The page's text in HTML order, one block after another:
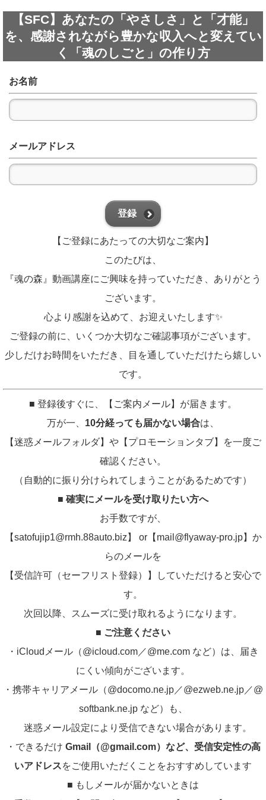
【SFC】あなたの「やさしさ」と「才能」
を、感謝されながら豊かな収入へと変えてい
く「魂のしごと」の作り方
お名前
メールアドレス
登録
【ご登録にあたっての大切なご案内】
このたびは、
『魂の森』動画講座にご興味を持っていただき、ありがとう
ございます。
心より感謝を込めて、お迎えいたします✨
ご登録の前に、いくつか大切なご確認事項がございます。
少しだけお時間をいただき、目を通していただけたら嬉しい
です。
■ 登録後すぐに、【ご案内メール】が届きます。
万が一、 10分経っても届かない場合は、
【迷惑メールフォルダ】や【プロモーションタブ】を一度ご
確認ください。
（自動的に振り分けられてしまうことがあるためです）
■ 確実にメールを受け取りたい方へ
お手数ですが、
【satofujip1@rmh.88auto.biz】 or【mail@flyaway-pro.jp】か
らのメールを
【受信許可（セーフリスト登録）】していただけると安心で
す。
次回以降、スムーズに受け取れるようになります。
■ ご注意ください
・iCloudメール（@icloud.com／@me.com など）は、届き
にくい傾向がございます。
・携帯キャリアメール（@docomo.ne.jp／@ezweb.ne.jp／@
softbank.ne.jp など）も、
迷惑メール設定により受信できない場合があります。
・できるだけ Gmail（@gmail.com）など、受信安定性の高
いアドレスをご使用いただくことをおすすめしています
■ もしメールが届かないときは